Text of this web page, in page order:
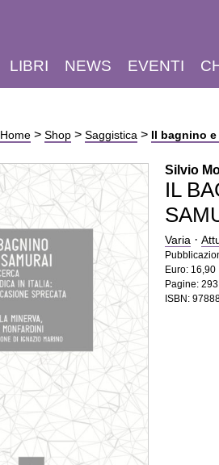
LIBRI NEWS EVENTI
Home> Shop> Saggistica > Il bagnino e
Silvio
IL
Varia ·
Euro: 16,90
Pagine: 293
ISBN: